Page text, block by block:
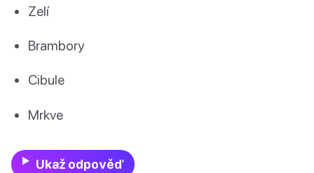
Zelí
Brambory
Cibule
Mrkve
Ukaž odpověď